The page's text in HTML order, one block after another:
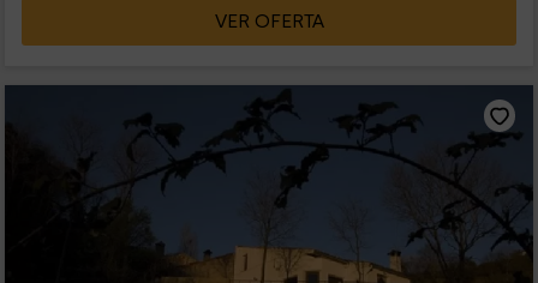
VER OFERTA